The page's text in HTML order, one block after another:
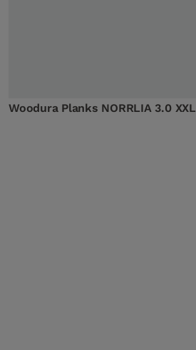
Woodura Planks NORRLIA 3.0 XXL